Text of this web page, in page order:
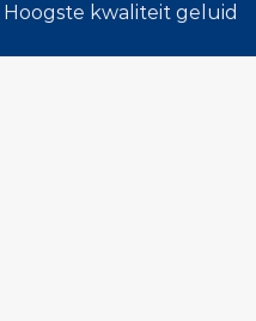
Hoogste kwaliteit geluid